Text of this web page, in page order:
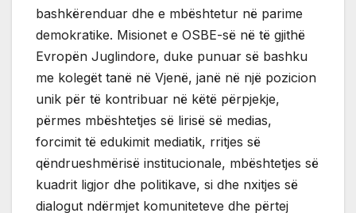
bashkërenduar dhe e mbështetur në parime
demokratike. Misionet e OSBE-së në të gjithë
Evropën Juglindore, duke punuar së bashku
me kolegët tanë në Vjenë, janë në një pozicion
unik për të kontribuar në këtë përpjekje,
përmes mbështetjes së lirisë së medias,
forcimit të edukimit mediatik, rritjes së
qëndrueshmërisë institucionale, mbështetjes së
kuadrit ligjor dhe politikave, si dhe nxitjes së
dialogut ndërmjet komuniteteve dhe përtej